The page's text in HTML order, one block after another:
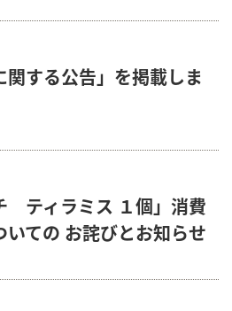
関する公告」を掲載しま
ティラミス １個」消費
ての お詫びとお知らせ